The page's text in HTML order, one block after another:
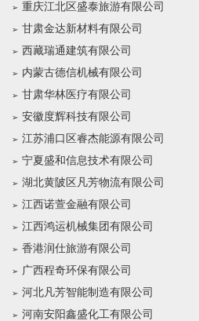
重庆江北区盛泰旅游有限公司
甘肃金达新材料有限公司
西藏瑞通建筑有限公司
内蒙古德信机械有限公司
甘肃华林医疗有限公司
安徽度辉科技有限公司
江苏浦口区睿杰能源有限公司
宁夏盛和信息技术有限公司
湖北黄陂区凡芳物流有限公司
江西诺萱金融有限公司
江西鸿运机械集团有限公司
香港润仕旅游有限公司
广西程奇环保有限公司
河北凡芳智能制造有限公司
河南安阳鑫盛化工有限公司